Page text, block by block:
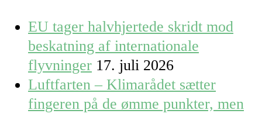
EU tager halvhjertede skridt mod
beskatning af internationale
flyvninger 17. juli 2026
Luftfarten – Klimarådet sætter
fingeren på de ømme punkter, men